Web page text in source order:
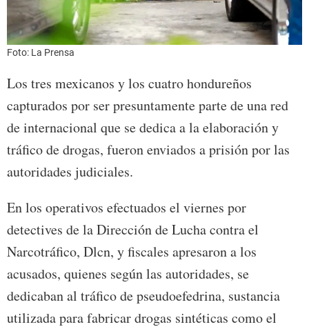
Foto: La Prensa
Los tres mexicanos y los cuatro hondureños
capturados por ser presuntamente parte de una red
de internacional que se dedica a la elaboración y
tráfico de drogas, fueron enviados a prisión por las
autoridades judiciales.
En los operativos efectuados el viernes por
detectives de la Dirección de Lucha contra el
Narcotráfico, Dlcn, y fiscales apresaron a los
acusados, quienes según las autoridades, se
dedicaban al tráfico de pseudoefedrina, sustancia
utilizada para fabricar drogas sintéticas como el